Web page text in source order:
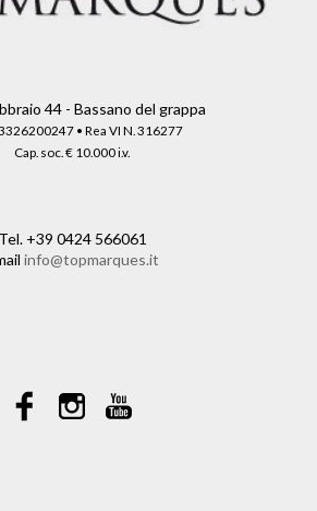
44 - Bassano del grappa
• Rea VI N. 316277
Cap. soc. € 10.000 i.v.
Tel. +39 0424 566061
info@topmarques.it